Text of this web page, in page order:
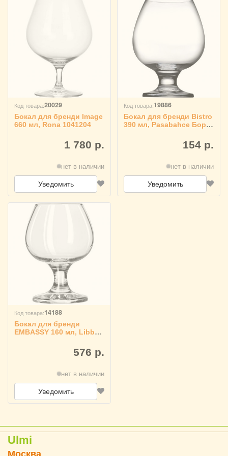
Код товара:20029
Бокал для бренди Image
660 мл, Rona 1041204
1 780 р.
нет в наличии
Уведомить
Код товара:19886
Бокал для бренди Bistro
390 мл, Pasabahce Бор
154 р.
нет в наличии
Уведомить
Код товара:14188
Бокал для бренди
EMBASSY 160 мл, Libbey
576 р.
нет в наличии
Уведомить
Ulmi
Москва